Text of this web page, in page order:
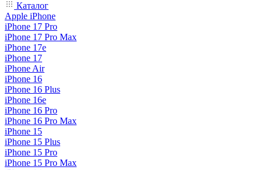
Каталог
Apple iPhone
iPhone 17 Pro
iPhone 17 Pro Max
iPhone 17e
iPhone 17
iPhone Air
iPhone 16
iPhone 16 Plus
iPhone 16e
iPhone 16 Pro
iPhone 16 Pro Max
iPhone 15
iPhone 15 Plus
iPhone 15 Pro
iPhone 15 Pro Max